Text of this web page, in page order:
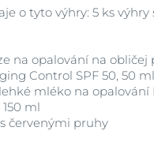
o tyto výhry: 5 ks výhry
na opalování na obličej
Control SPF 50, 50 ml
mléko na
ml
červenými pruhy